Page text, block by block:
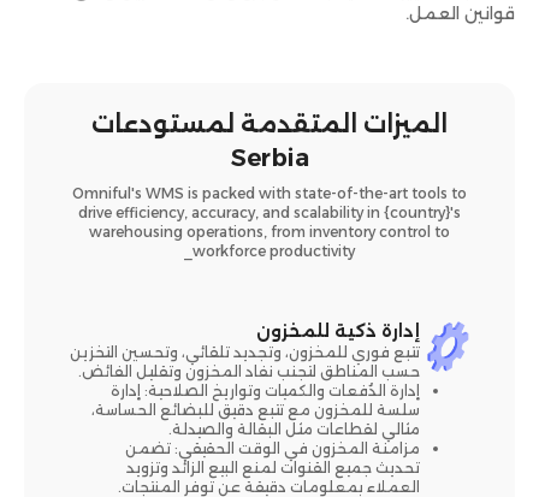
قوانين العمل.
الميزات المتقدمة لمستودعات
Serbia
Omniful's WMS is packed with state-of-the-art tools to
drive efficiency, accuracy, and scalability in {country}'s
warehousing operations, from inventory control to
workforce productivity_
إدارة ذكية للمخزون
تتبع فوري للمخزون، وتجديد تلقائي، وتحسين التخزين
حسب المناطق لتجنب نفاد المخزون وتقليل الفائض.
إدارة الدُفعات والكميات وتواريخ الصلاحية: إدارة
سلسة للمخزون مع تتبع دقيق للبضائع الحساسة،
مثالي لقطاعات مثل البقالة والصيدلة.
مزامنة المخزون في الوقت الحقيقي: تضمن
تحديث جميع القنوات لمنع البيع الزائد وتزويد
العملاء بمعلومات دقيقة عن توفر المنتجات.